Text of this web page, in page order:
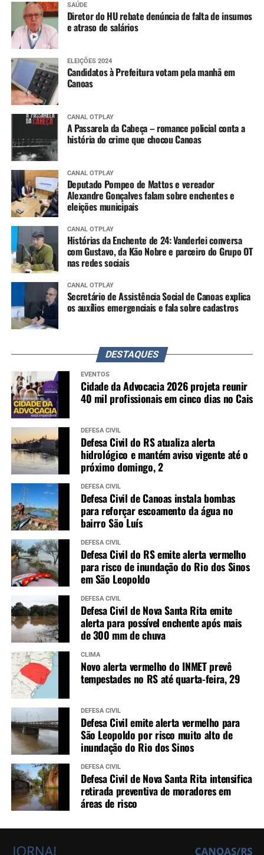
SAÚDE
Diretor do HU rebate denúncia de falta de insumos
e atraso de salários
ELEIÇÕES 2024
Candidatos à Prefeitura votam pela manhã em
Canoas
CANAL OTPLAY
A Passarela da Cabeça – romance policial conta a
história do crime que chocou Canoas
CANAL OTPLAY
Deputado Pompeo de Mattos e vereador
Alexandre Gonçalves falam sobre enchentes e
eleições municipais
CANAL OTPLAY
Histórias da Enchente de 24: Vanderlei conversa
com Gustavo, da Kão Nobre e parceiro do Grupo OT
nas redes sociais
CANAL OTPLAY
Secretário de Assistência Social de Canoas explica
os auxílios emergenciais e fala sobre cadastros
DESTAQUES
EVENTOS
Cidade da Advocacia 2026 projeta reunir
40 mil profissionais em cinco dias no Cais
DEFESA CIVIL
Defesa Civil do RS atualiza alerta
hidrológico e mantém aviso vigente até o
próximo domingo, 2
DEFESA CIVIL
Defesa Civil de Canoas instala bombas
para reforçar escoamento da água no
bairro São Luís
DEFESA CIVIL
Defesa Civil do RS emite alerta vermelho
para risco de inundação do Rio dos Sinos
em São Leopoldo
DEFESA CIVIL
Defesa Civil de Nova Santa Rita emite
alerta para possível enchente após mais
de 300 mm de chuva
CLIMA
Novo alerta vermelho do INMET prevê
tempestades no RS até quarta-feira, 29
DEFESA CIVIL
Defesa Civil emite alerta vermelho para
São Leopoldo por risco muito alto de
inundação do Rio dos Sinos
DEFESA CIVIL
Defesa Civil de Nova Santa Rita intensifica
retirada preventiva de moradores em
áreas de risco